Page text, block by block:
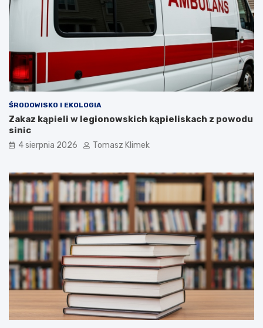
ŚRODOWISKO I EKOLOGIA
Zakaz kąpieli w legionowskich kąpieliskach z powodu
sinic
4 sierpnia 2026 Tomasz Klimek